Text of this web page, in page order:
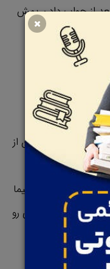
از جواب دادن بهش
تصمیم گیری ها به
شرکت آمازون از
زیادی می کنه و
شده. بعضی تصمیما
عبور کنیم و چیزی رو
نمی تونیم به